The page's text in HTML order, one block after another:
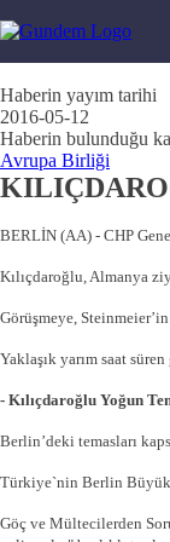
Haberin yayım tarihi
2016-05-12
Haberin bulunduğu
Avrupa Birliği
BERLİN (AA) - CHP
Kılıçdaroğlu, Almanya
Görüşmeye,
Yaklaşık yarım saat
- Kılıçdaroğlu Yoğun
Berlin’deki temasları
Türkiye`nin Berlin
Göç ve Mültecilerden